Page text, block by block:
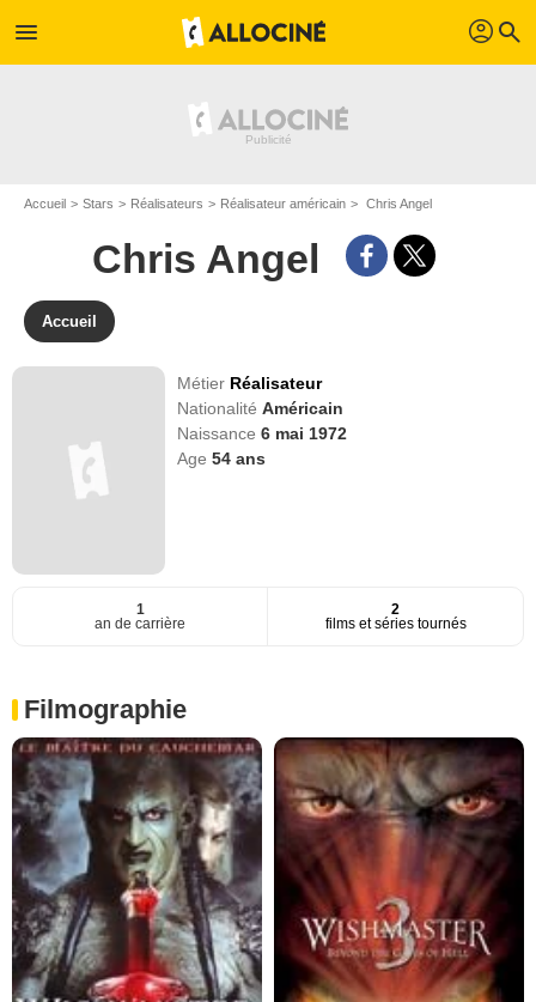
menu profil search
Accueil Stars Réalisateurs Réalisateur américain Chris Angel
Chris Angel
Accueil
Métier Réalisateur
NationalitéAméricain
Naissance6 mai 1972
Age54 ans
1
an de carrière
2
films et séries tournés
Filmographie